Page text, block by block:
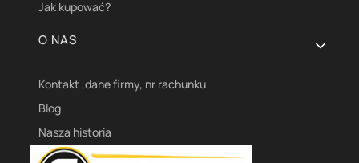
Jak kupować?
O NAS
Kontakt ,dane firmy, nr rachunku
Blog
Nasza historia